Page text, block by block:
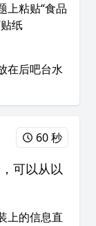
上粘贴“食品
纸
在后吧台水
60 秒
可以从以
上的信息直